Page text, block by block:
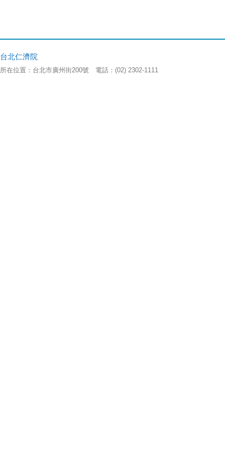
台北仁濟院
所在位置：台北市廣州街200號 電話：(02) 2302-1111